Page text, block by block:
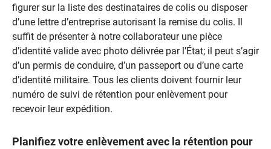
figurer sur la liste des destinataires de colis ou disposer
d’une lettre d’entreprise autorisant la remise du colis. Il
suffit de présenter à notre collaborateur une pièce
d’identité valide avec photo délivrée par l’État; il peut s’agir
d’un permis de conduire, d’un passeport ou d’une carte
d’identité militaire. Tous les clients doivent fournir leur
numéro de suivi de rétention pour enlèvement pour
recevoir leur expédition.
Planifiez votre enlèvement avec la rétention pour